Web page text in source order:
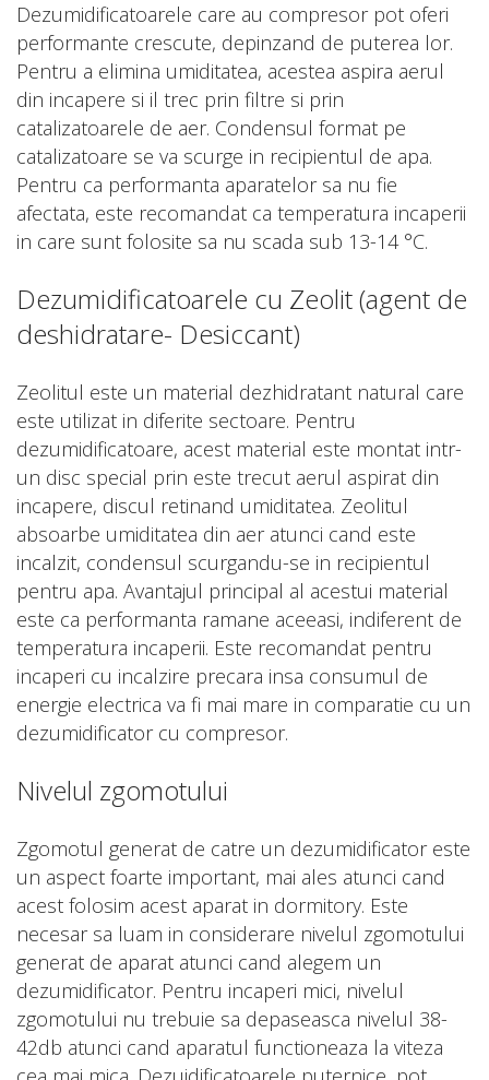
Dezumidificatoarele care au compresor pot oferi
performante crescute, depinzand de puterea lor.
Pentru a elimina umiditatea, acestea aspira aerul
din incapere si il trec prin filtre si prin
catalizatoarele de aer. Condensul format pe
catalizatoare se va scurge in recipientul de apa.
Pentru ca performanta aparatelor sa nu fie
afectata, este recomandat ca temperatura incaperii
in care sunt folosite sa nu scada sub 13-14 °C.
Dezumidificatoarele cu Zeolit (agent de
deshidratare- Desiccant)
Zeolitul este un material dezhidratant natural care
este utilizat in diferite sectoare. Pentru
dezumidificatoare, acest material este montat intr-
un disc special prin este trecut aerul aspirat din
incapere, discul retinand umiditatea. Zeolitul
absoarbe umiditatea din aer atunci cand este
incalzit, condensul scurgandu-se in recipientul
pentru apa. Avantajul principal al acestui material
este ca performanta ramane aceeasi, indiferent de
temperatura incaperii. Este recomandat pentru
incaperi cu incalzire precara insa consumul de
energie electrica va fi mai mare in comparatie cu un
dezumidificator cu compresor.
Nivelul zgomotului
Zgomotul generat de catre un dezumidificator este
un aspect foarte important, mai ales atunci cand
acest folosim acest aparat in dormitory. Este
necesar sa luam in considerare nivelul zgomotului
generat de aparat atunci cand alegem un
dezumidificator. Pentru incaperi mici, nivelul
zgomotului nu trebuie sa depaseasca nivelul 38-
42db atunci cand aparatul functioneaza la viteza